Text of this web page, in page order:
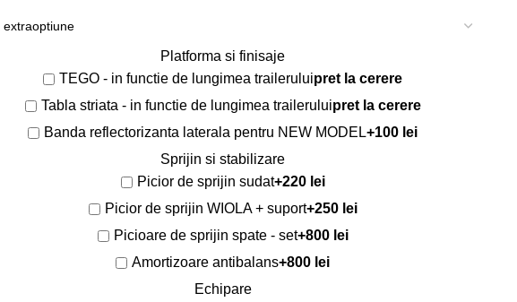
Platforma si finisaje
TEGO - in functie de lungimea traileruluipret la cerere
Tabla striata - in functie de lungimea traileruluipret la cerere
Banda reflectorizanta laterala pentru NEW MODEL+100 lei
Sprijin si stabilizare
Picior de sprijin sudat+220 lei
Picior de sprijin WIOLA + suport+250 lei
Picioare de sprijin spate - set+800 lei
Amortizoare antibalans+800 lei
Echipare